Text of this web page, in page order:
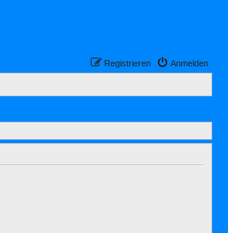
Anmelden
Registrieren